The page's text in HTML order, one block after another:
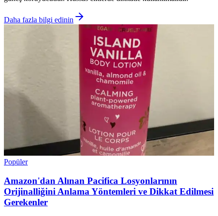
Daha fazla bilgi edinin
Popüler
Amazon'dan Alınan Pacifica Losyonlarının
Orijinalliğini Anlama Yöntemleri ve Dikkat Edilmesi
Gerekenler